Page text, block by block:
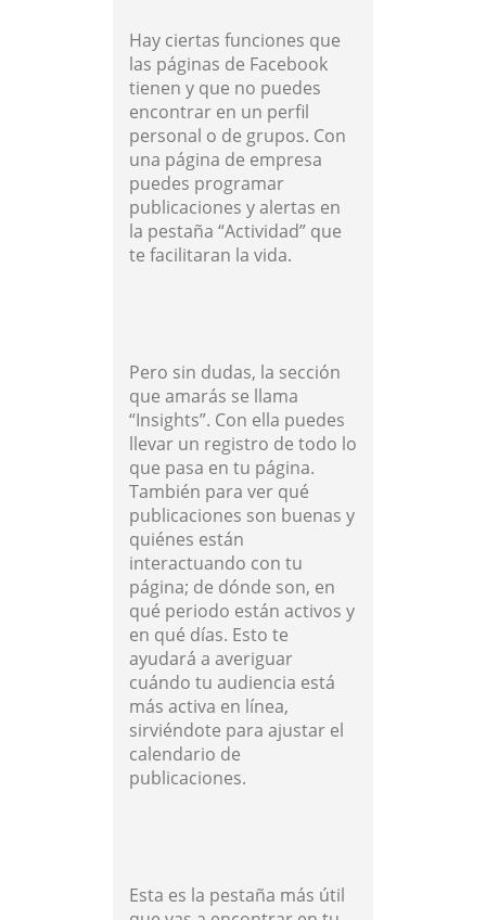
Hay ciertas funciones que
las páginas de Facebook
tienen y que no puedes
encontrar en un perfil
personal o de grupos. Con
una página de empresa
puedes programar
publicaciones y alertas en
la pestaña “Actividad” que
te facilitaran la vida.
Pero sin dudas, la sección
que amarás se llama
“Insights”. Con ella puedes
llevar un registro de todo lo
que pasa en tu página.
También para ver qué
publicaciones son buenas y
quiénes están
interactuando con tu
página; de dónde son, en
qué periodo están activos y
en qué días. Esto te
ayudará a averiguar
cuándo tu audiencia está
más activa en línea,
sirviéndote para ajustar el
calendario de
publicaciones.
Esta es la pestaña más útil